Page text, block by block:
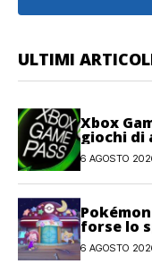
ULTIMI
Xbox
giochi di
6 AGOSTO
forse lo
franchise
6 AGOSTO